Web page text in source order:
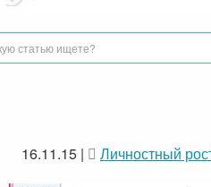
16.11.15 | Личностный